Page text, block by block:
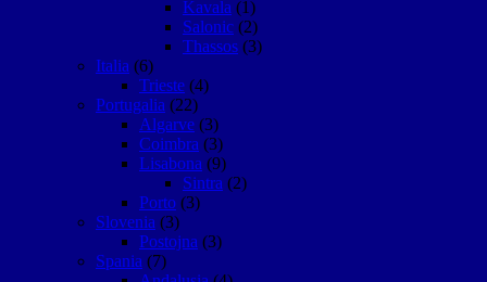
Kavala (1)
Salonic (2)
Thassos (3)
Italia (6)
Trieste (4)
Portugalia (22)
Algarve (3)
Coimbra (3)
Lisabona (9)
Sintra (2)
Porto (3)
Slovenia (3)
Postojna (3)
Spania (7)